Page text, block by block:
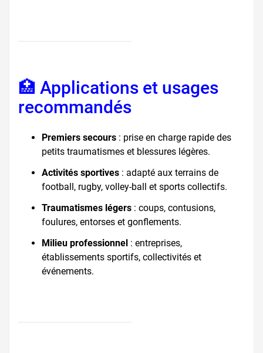
🏥 Applications et usages
recommandés
Premiers secours : prise en charge rapide des
petits traumatismes et blessures légères.
Activités sportives : adapté aux terrains de
football, rugby, volley-ball et sports collectifs.
Traumatismes légers : coups, contusions,
foulures, entorses et gonflements.
Milieu professionnel : entreprises,
établissements sportifs, collectivités et
événements.